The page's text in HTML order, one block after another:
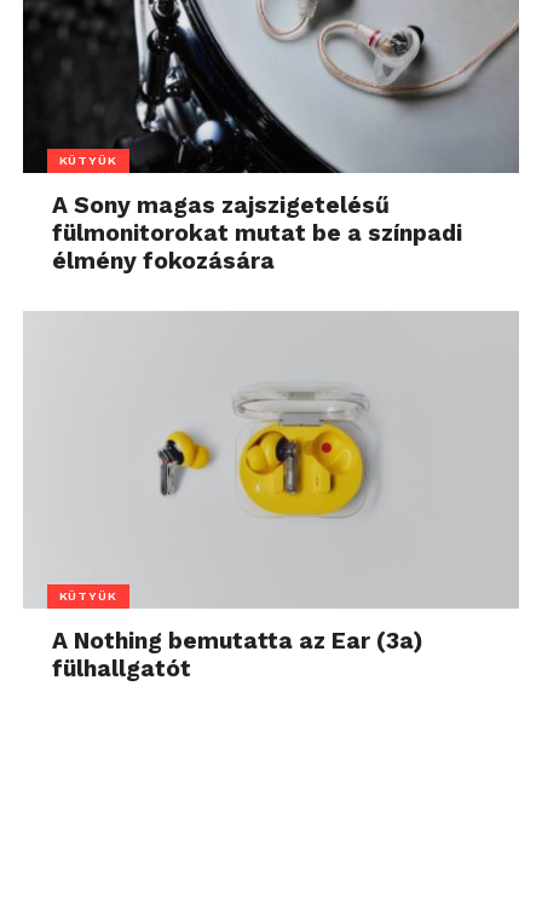
KÜTYÜK
A Sony magas zajszigetelésű
fülmonitorokat mutat be a színpadi
élmény fokozására
KÜTYÜK
A Nothing bemutatta az Ear (3a)
fülhallgatót